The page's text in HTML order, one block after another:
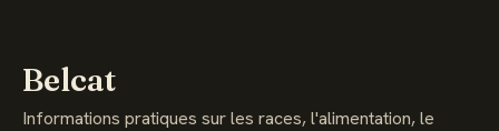
Belcat
Informations pratiques sur les races, l'alimentation, le